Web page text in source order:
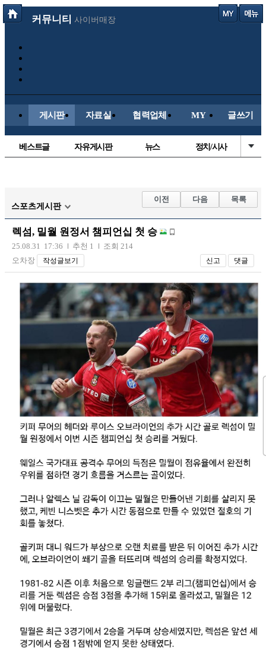
커뮤니티 사이버매장
게시판 자료실 협력업체 MY 글쓰기
베스트글 자유게시판 뉴스 정치/시사
해외축구
국내축구
스포츠게시판
이전 다음 목록
렉섬, 밀월 원정서 챔피언십 첫 승
25.08.31 17:36 추천 1
조회 214
오차장
작성글보기 신고 댓글